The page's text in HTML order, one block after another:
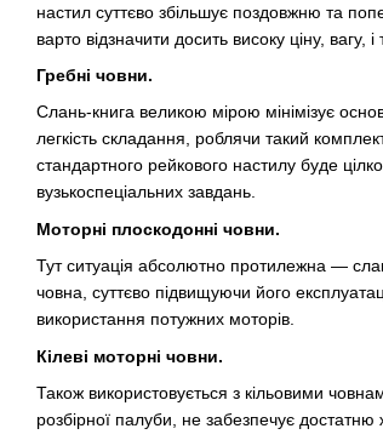
настил суттєво збільшує поздовжню та
варто відзначити досить високу ціну, вагу,
Гребні човни.
Слань-книга великою мірою мінімізує
легкість складання, роблячи такий
стандартного рейкового настилу буде
вузькоспеціальних завдань.
Моторні плоскодонні човни.
Тут ситуація абсолютно протилежна —
човна, суттєво підвищуючи його
використання потужних моторів.
Кілеві моторні човни.
Також використовується з кільовими
розбірної палуби, не забезпечує достатню